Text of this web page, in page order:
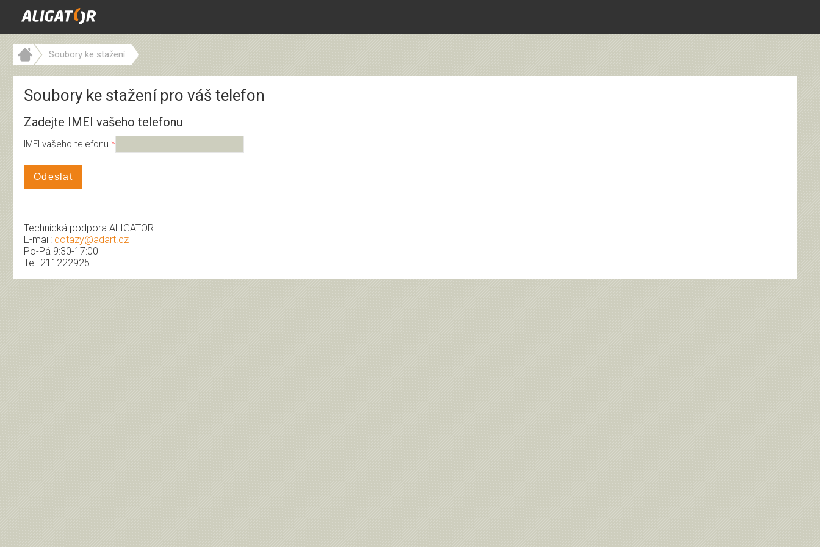
Soubory ke stažení
Soubory ke stažení pro váš telefon
Zadejte IMEI vašeho telefonu
IMEI vašeho telefonu
Odeslat
Technická podpora ALIGATOR:
E-mail: dotazy@adart.cz
Po-Pá 9:30-17:00
Tel: 211222925